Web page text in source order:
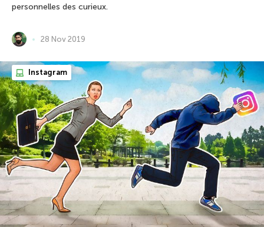
personnelles des curieux.
28 Nov 2019
Instagram